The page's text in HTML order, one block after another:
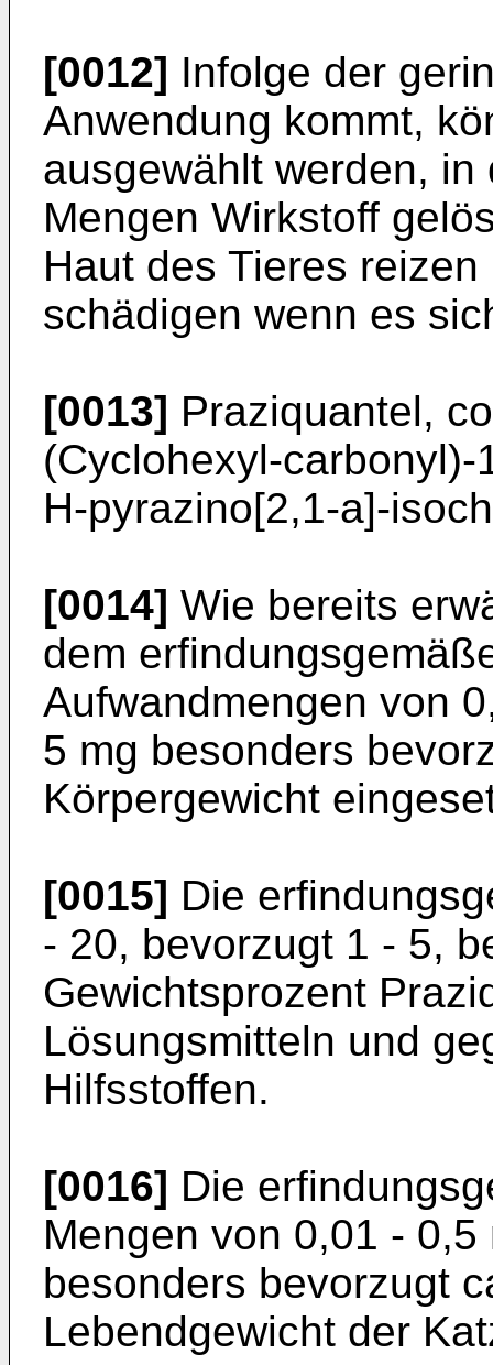
[0012] Infolge der
Anwendung kommt,
ausgewählt werden,
Mengen Wirkstoff
Haut des Tieres
schädigen wenn es
[0013] Praziquantel,
(Cyclohexyl-
H-pyrazino[2,1-a]-
[0014] Wie bereits
dem
Aufwandmengen von
5 mg besonders
Körpergewicht
[0015] Die
- 20, bevor­zugt 1 - 5,
Gewichtsprozent
Lösungsmitteln und
Hilfsstoffen.
[0016] Die
Mengen von 0,01 -
besonders bevorzugt
Lebendgewicht der